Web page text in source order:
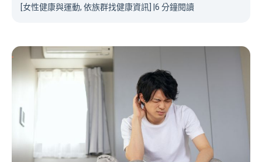
[女性健康與運動, 依族群找健康資訊] 6 分鐘閱讀